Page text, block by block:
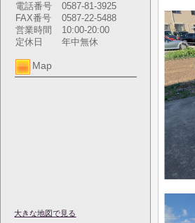
電話番号
0587-81-3925
FAX番号
0587-22-5488
営業時間
10:00-20:00
定休日
年中無休
Map
大きな地図で見る